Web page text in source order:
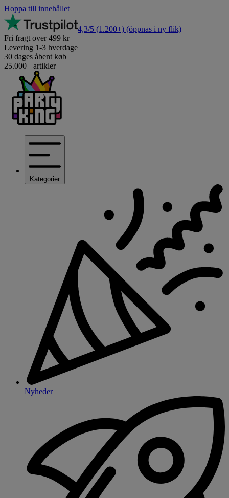
Hoppa till innehållet
4,3/5 (1.200+) (öppnas i ny flik)
Fri fragt over 499 kr
Levering 1-3 hverdage
30 dages åbent køb
25.000+ artikler
Kategorier
Nyheder